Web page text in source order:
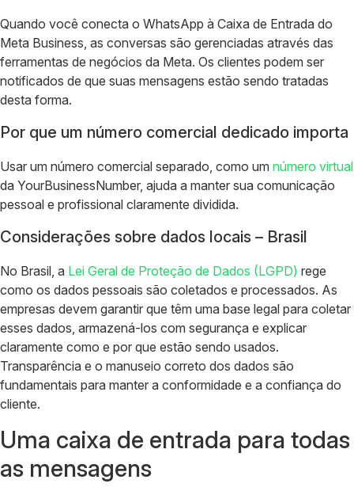
Quando você conecta o WhatsApp à Caixa de Entrada do
Meta Business, as conversas são gerenciadas através das
ferramentas de negócios da Meta. Os clientes podem ser
notificados de que suas mensagens estão sendo tratadas
desta forma.
Por que um número comercial dedicado importa
Usar um número comercial separado, como um número virtual
da YourBusinessNumber, ajuda a manter sua comunicação
pessoal e profissional claramente dividida.
Considerações sobre dados locais – Brasil
No Brasil, a Lei Geral de Proteção de Dados (LGPD) rege
como os dados pessoais são coletados e processados. As
empresas devem garantir que têm uma base legal para coletar
esses dados, armazená-los com segurança e explicar
claramente como e por que estão sendo usados.
Transparência e o manuseio correto dos dados são
fundamentais para manter a conformidade e a confiança do
cliente.
Uma caixa de entrada para todas
as mensagens